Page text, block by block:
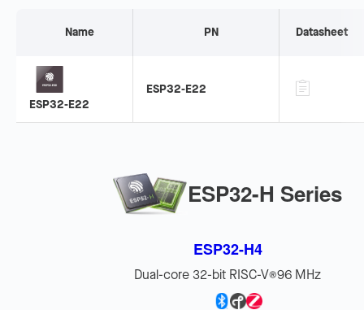
Name PN Datasheet
ESP32-E22
ESP32-E22
ESP32-H Series
ESP32-H4
Dual-core 32-bit RISC-V®96 MHz